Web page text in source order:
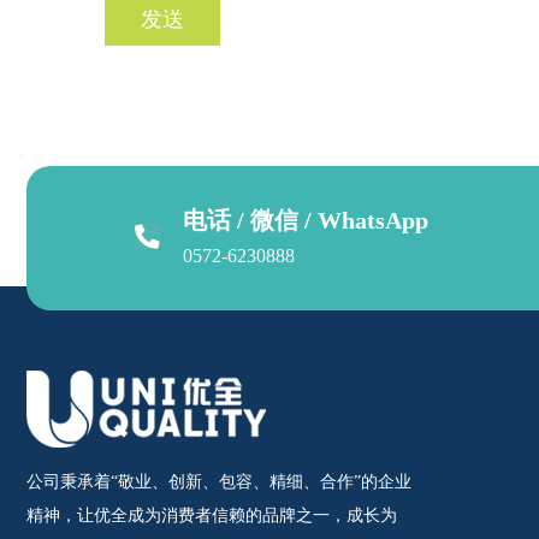
电话 / 微信 / WhatsApp
0572-6230888
公司秉承着“敬业、创新、包容、精细、合作”的企业
精神，让优全成为消费者信赖的品牌之一，成长为